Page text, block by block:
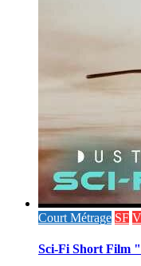
Court Métrage SF
Sci-Fi Short Film